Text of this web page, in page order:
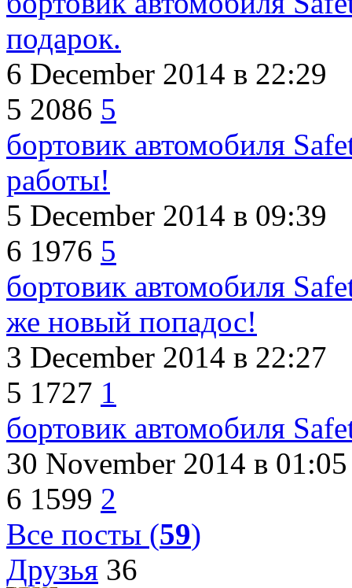
подарок.
6 December 2014 в 22:29
5 2086 5
бортовик автомобиля
работы!
5 December 2014 в 09:39
6 1976 5
бортовик автомобиля
же новый попадос!
3 December 2014 в 22:27
5 1727 1
бортовик автомобиля
30 November 2014 в 01:05
6 1599 2
Все посты (59)
Друзья 36